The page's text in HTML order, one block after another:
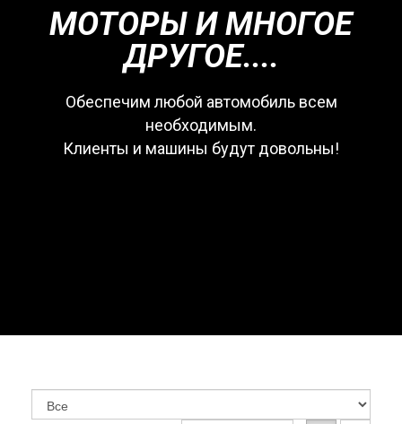
МОТОРЫ И МНОГОЕ
ДРУГОЕ....
Обеспечим любой автомобиль всем
необходимым.
Клиенты и машины будут довольны!